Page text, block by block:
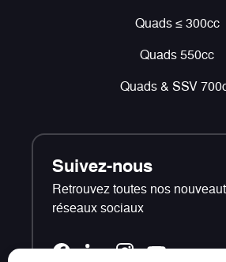
Quads ≤ 300cc
Quads 550cc
Quads & SSV
Suivez-nous
Retrouvez toutes nos
réseaux sociaux